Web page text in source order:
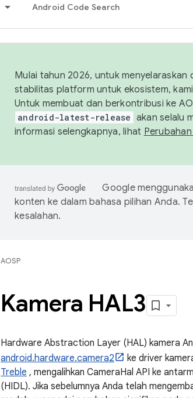
Android Code Search
Mulai tahun 2026, untuk
stabilitas platform untuk ekosistem,
Untuk membuat dan berkontribusi ke
android-latest-release akan selalu
informasi selengkapnya, lihat
Google
konten ke dalam bahasa pilihan Anda.
kesalahan.
AOSP
Kamera HAL3
Hardware Abstraction Layer (HAL) kamera
android.hardware.camera2
ke driver
Treble , mengalihkan CameraHal API ke
(HIDL). Jika sebelumnya Anda telah